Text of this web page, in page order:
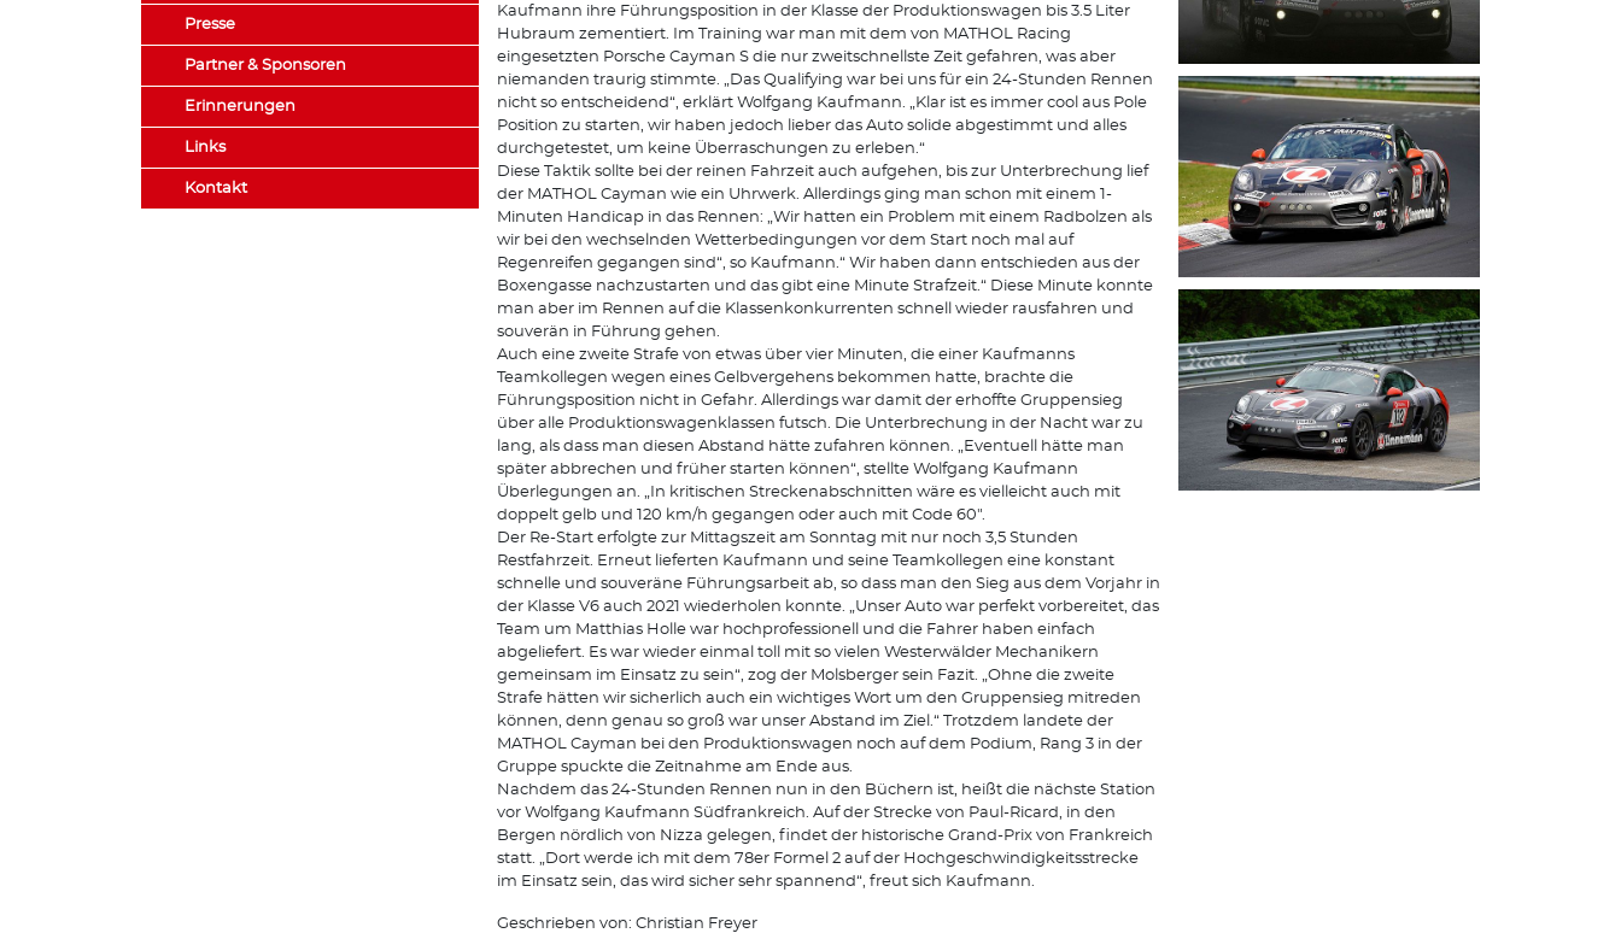
Presse
Partner & Sponsoren
Erinnerungen
Links
Kontakt
Kaufmann ihre Führungsposition in der Klasse der Produktionswagen bis 3.5 Liter
Hubraum zementiert. Im Training war man mit dem von MATHOL Racing
eingesetzten Porsche Cayman S die nur zweitschnellste Zeit gefahren, was aber
niemanden traurig stimmte. „Das Qualifying war bei uns für ein 24-Stunden Rennen
nicht so entscheidend“, erklärt Wolfgang Kaufmann. „Klar ist es immer cool aus Pole
Position zu starten, wir haben jedoch lieber das Auto solide abgestimmt und alles
durchgetestet, um keine Überraschungen zu erleben.“
Diese Taktik sollte bei der reinen Fahrzeit auch aufgehen, bis zur Unterbrechung lief
der MATHOL Cayman wie ein Uhrwerk. Allerdings ging man schon mit einem 1-
Minuten Handicap in das Rennen: „Wir hatten ein Problem mit einem Radbolzen als
wir bei den wechselnden Wetterbedingungen vor dem Start noch mal auf
Regenreifen gegangen sind“, so Kaufmann.“ Wir haben dann entschieden aus der
Boxengasse nachzustarten und das gibt eine Minute Strafzeit.“ Diese Minute konnte
man aber im Rennen auf die Klassenkonkurrenten schnell wieder rausfahren und
souverän in Führung gehen.
Auch eine zweite Strafe von etwas über vier Minuten, die einer Kaufmanns
Teamkollegen wegen eines Gelbvergehens bekommen hatte, brachte die
Führungsposition nicht in Gefahr. Allerdings war damit der erhoffte Gruppensieg
über alle Produktionswagenklassen futsch. Die Unterbrechung in der Nacht war zu
lang, als dass man diesen Abstand hätte zufahren können. „Eventuell hätte man
später abbrechen und früher starten können“, stellte Wolfgang Kaufmann
Überlegungen an. „In kritischen Streckenabschnitten wäre es vielleicht auch mit
doppelt gelb und 120 km/h gegangen oder auch mit Code 60".
Der Re-Start erfolgte zur Mittagszeit am Sonntag mit nur noch 3,5 Stunden
Restfahrzeit. Erneut lieferten Kaufmann und seine Teamkollegen eine konstant
schnelle und souveräne Führungsarbeit ab, so dass man den Sieg aus dem Vorjahr in
der Klasse V6 auch 2021 wiederholen konnte. „Unser Auto war perfekt vorbereitet, das
Team um Matthias Holle war hochprofessionell und die Fahrer haben einfach
abgeliefert. Es war wieder einmal toll mit so vielen Westerwälder Mechanikern
gemeinsam im Einsatz zu sein“, zog der Molsberger sein Fazit. „Ohne die zweite
Strafe hätten wir sicherlich auch ein wichtiges Wort um den Gruppensieg mitreden
können, denn genau so groß war unser Abstand im Ziel.“ Trotzdem landete der
MATHOL Cayman bei den Produktionswagen noch auf dem Podium, Rang 3 in der
Gruppe spuckte die Zeitnahme am Ende aus.
Nachdem das 24-Stunden Rennen nun in den Büchern ist, heißt die nächste Station
vor Wolfgang Kaufmann Südfrankreich. Auf der Strecke von Paul-Ricard, in den
Bergen nördlich von Nizza gelegen, findet der historische Grand-Prix von Frankreich
statt. „Dort werde ich mit dem 78er Formel 2 auf der Hochgeschwindigkeitsstrecke
im Einsatz sein, das wird sicher sehr spannend“, freut sich Kaufmann.
Geschrieben von: Christian Freyer